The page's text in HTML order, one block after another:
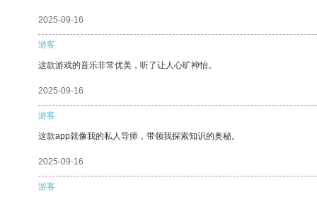
2025-09-16
游客
这款游戏的音乐非常优美，听了让人心旷神怡。
2025-09-16
游客
这款app就像我的私人导师，带领我探索知识的奥秘。
2025-09-16
游客